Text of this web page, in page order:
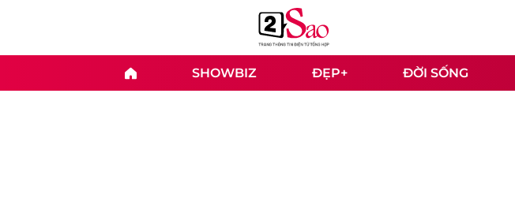
SHOWBIZ ĐẸP+ ĐỜI SỐNG